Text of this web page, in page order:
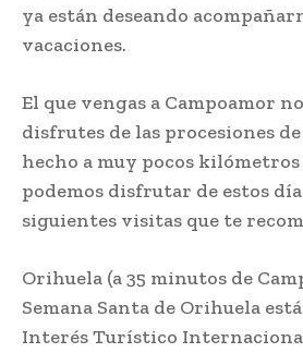
ya están deseando
vacaciones.
El que vengas a Campoamor
disfrutes de las procesiones de
hecho a muy pocos kilómetros
podemos disfrutar de estos
siguientes visitas que te
Orihuela (a 35 minutos de
Semana Santa de Orihuela
Interés Turístico